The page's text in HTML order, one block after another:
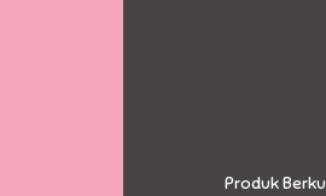
Produk